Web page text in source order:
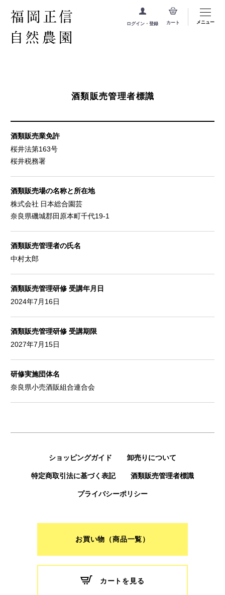
ログイン・登録 カート メニュー
酒類販売管理者標識
酒類販売業免許
桜井法第163号
桜井税務署
酒類販売場の名称と所在地
株式会社 日本総合園芸
奈良県磯城郡田原本町千代19-1
酒類販売管理者の氏名
中村太郎
酒類販売管理研修 受講年月日
2024年7月16日
酒類販売管理研修 受講期限
2027年7月15日
研修実施団体名
奈良県小売酒販組合連合会
ショッピングガイド 卸売りについて
特定商取引法に基づく表記 酒類販売管理者標識
プライバシーポリシー
お買い物（商品一覧）
カートを見る